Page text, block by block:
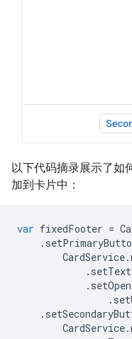
以下代码摘录展示了如
加到卡片中：
var fixedFooter =
.
CardService.
. setText
.
.
.
CardService.